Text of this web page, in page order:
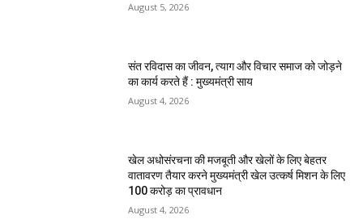
August 5, 2026
संत रविदास का जीवन, त्याग और विचार समाज को जोड़ने
का कार्य करते हैं : मुख्यमंत्री साय
August 4, 2026
खेल अधोसंरचना की मजबूती और खेलों के लिए बेहतर
वातावरण तैयार करने मुख्यमंत्री खेल उत्कर्ष मिशन के लिए
100 करोड़ का प्रावधान
August 4, 2026